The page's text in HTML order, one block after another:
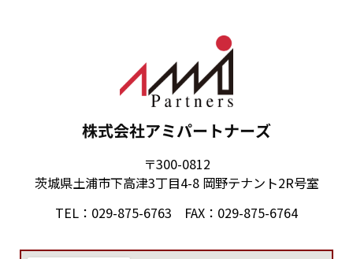
株式会社アミパートナーズ
〒300-0812
茨城県土浦市下高津3丁目4-8 岡野テナント2R号室
TEL：029-875-6763 FAX：029-875-6764